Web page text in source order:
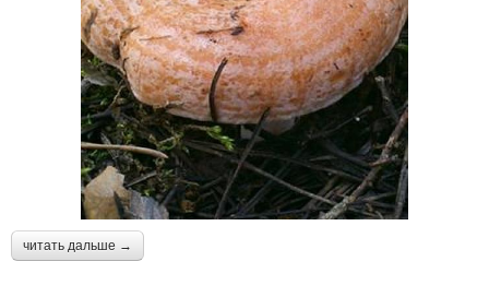
читать дальше →